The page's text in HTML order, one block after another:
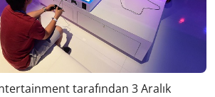
tarafından 3 Aralık